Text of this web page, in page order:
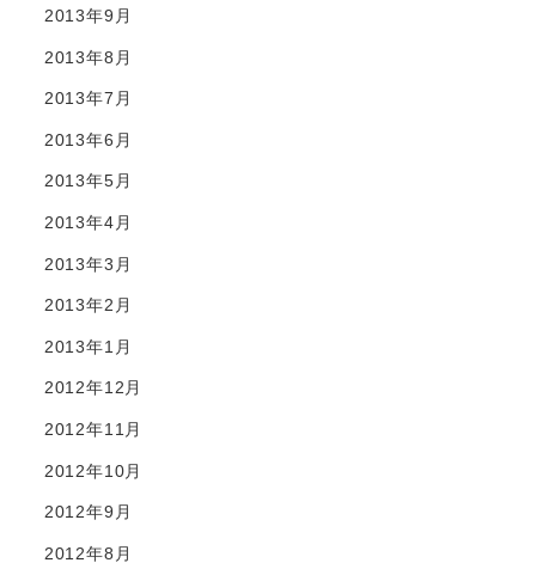
2013年9月
2013年8月
2013年7月
2013年6月
2013年5月
2013年4月
2013年3月
2013年2月
2013年1月
2012年12月
2012年11月
2012年10月
2012年9月
2012年8月